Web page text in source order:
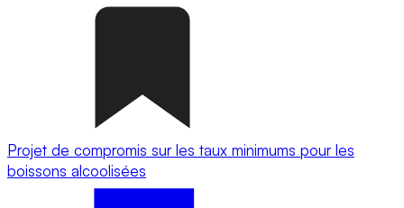
Projet de compromis sur les taux minimums pour les
boissons alcoolisées